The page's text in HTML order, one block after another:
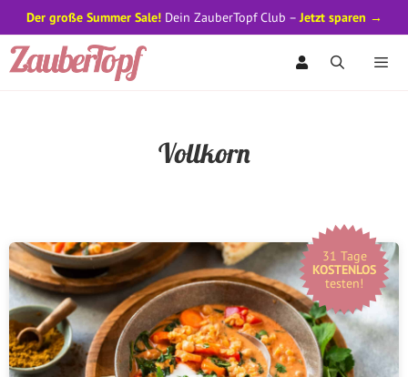
Zum
Inhalt
Vollkorn
31 Tage
KOSTENLOS
testen!
Der große Summer Sale!Dein ZauberTopf Club –Jetzt sparen →